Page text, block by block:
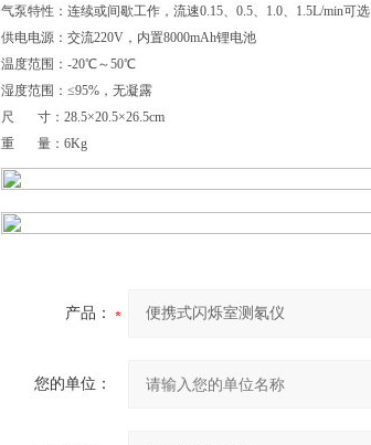
气泵特性：连续或间歇工作，流速0.15、0.5、1.0、1.5L/min可选
供电电源：交流220V，内置8000mAh锂电池
温度范围：-20℃～50℃
湿度范围：≤95%，无凝露
尺 寸：28.5×20.5×26.5cm
重 量：6Kg
产品：
您的单位：